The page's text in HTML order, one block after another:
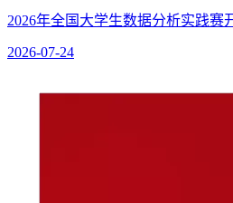
2026年全国大学生数据分析实践赛
2026-07-24